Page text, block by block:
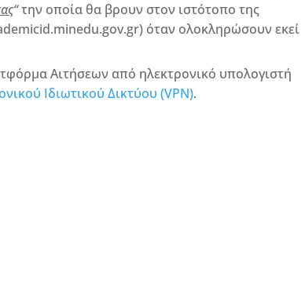
“την οποία θα βρουν στον ιστότοπο της
όταν ολοκληρώσουν εκεί
Αιτήσεων από ηλεκτρονικό υπολογιστή
Ιδιωτικού Δικτύου (VPN).